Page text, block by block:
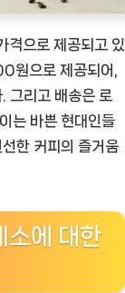
격으로 제공되고 있
으로 제공되어,
그리고 배송은 로
는 바쁜 현대인들
한 커피의 즐거움
소에 대한